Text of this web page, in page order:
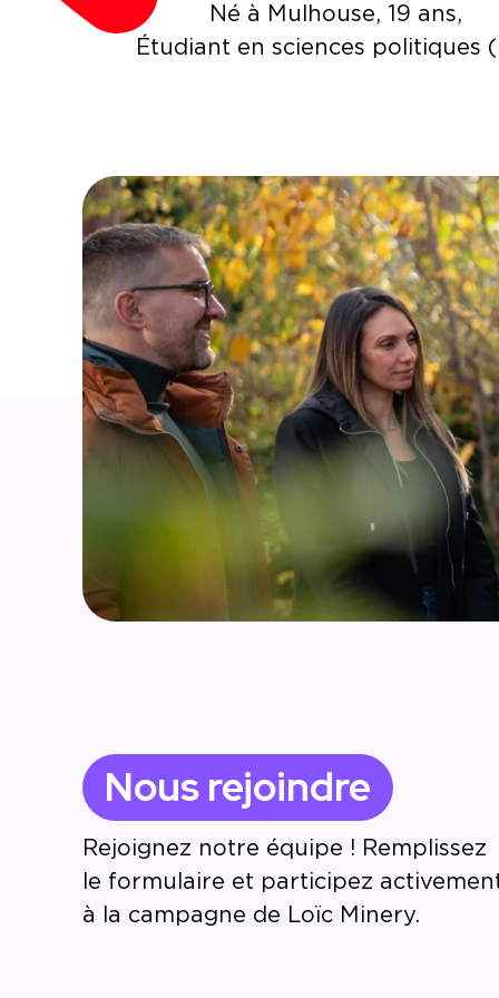
Né à Mulhouse, 19 ans,
Étudiant en sciences politiques
Nous rejoindre
Rejoignez notre équipe ! Remplissez
le formulaire et participez
à la campagne de Loïc Minery.